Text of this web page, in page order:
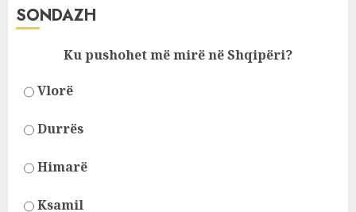
SONDAZH
Ku pushohet më mirë në Shqipëri?
Vlorë
Durrës
Himarë
Ksamil